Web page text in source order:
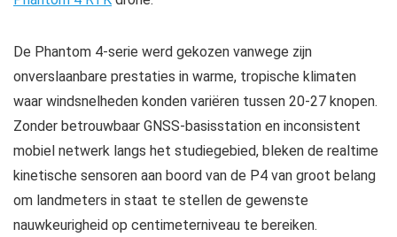
De Phantom 4-serie werd gekozen vanwege zijn
onverslaanbare prestaties in warme, tropische klimaten
waar windsnelheden konden variëren tussen 20-27 knopen.
Zonder betrouwbaar GNSS-basisstation en inconsistent
mobiel netwerk langs het studiegebied, bleken de realtime
kinetische sensoren aan boord van de P4 van groot belang
om landmeters in staat te stellen de gewenste
nauwkeurigheid op centimeterniveau te bereiken.